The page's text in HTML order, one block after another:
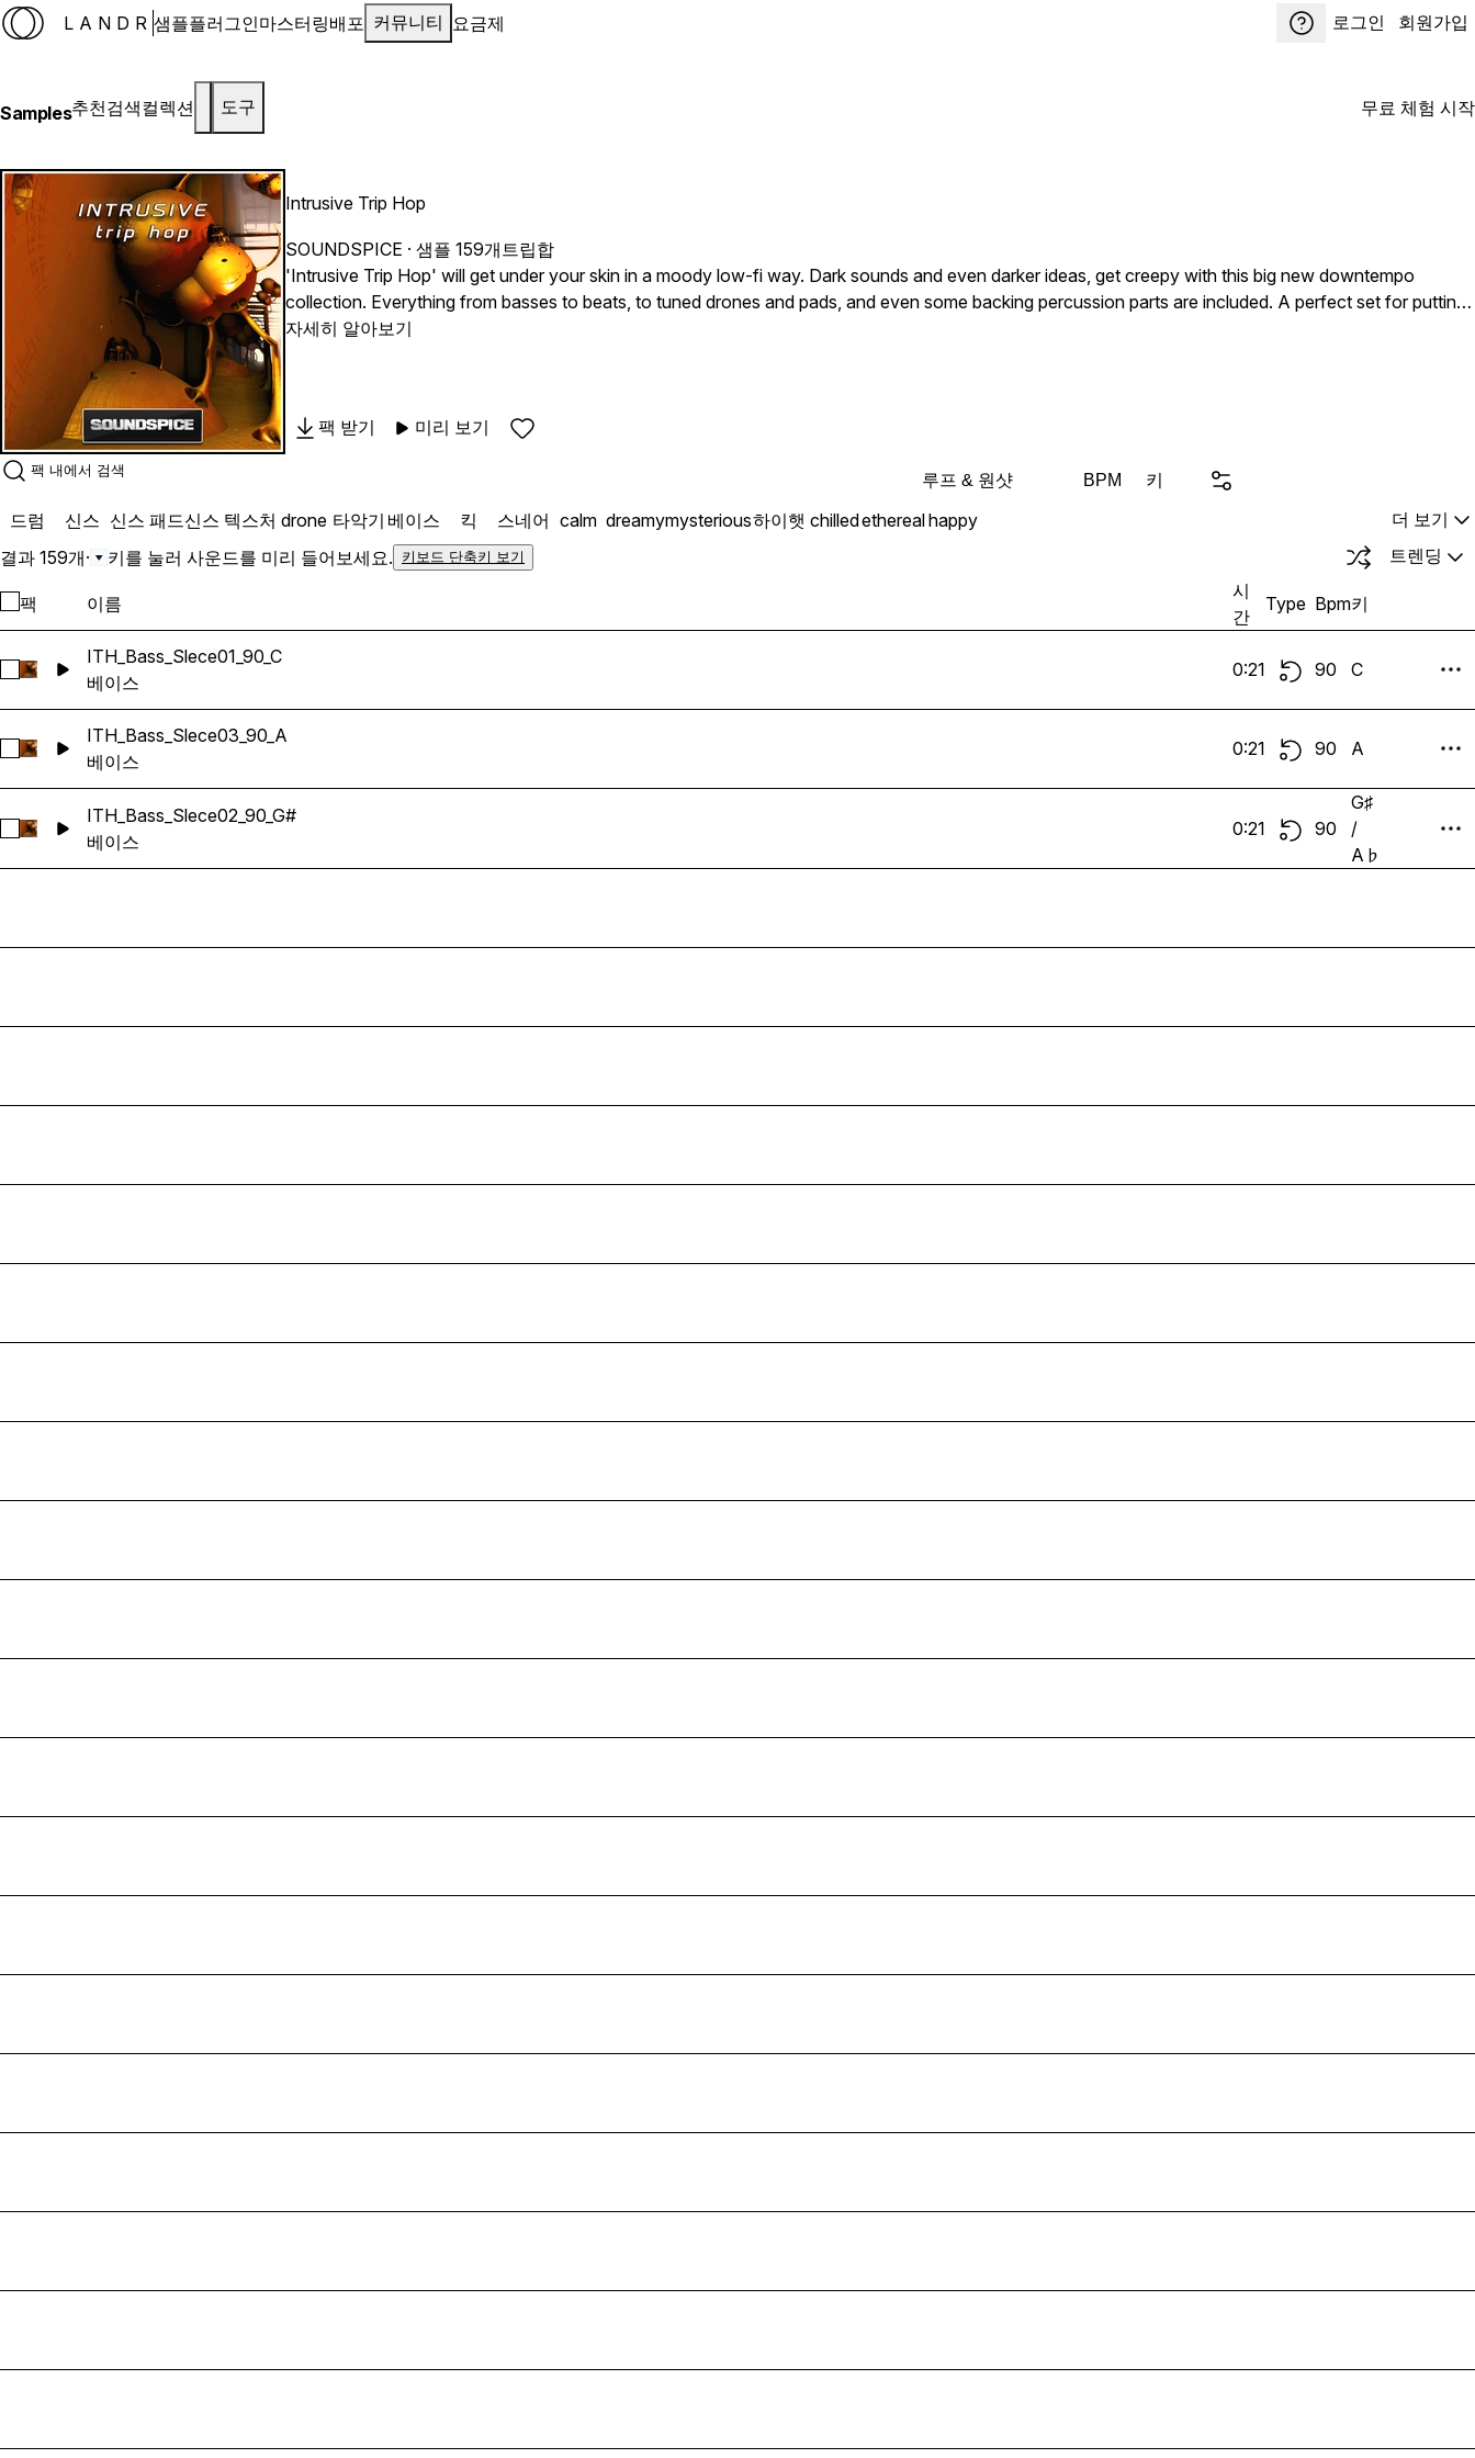
LANDR 샘플플러그인마스터링배포 커뮤니티 요금제 로그인 회원가입
Samples추천검색컬렉션 도구 무료 체험 시작
Intrusive Trip Hop
SOUNDSPICE · 샘플 159개트립합
'Intrusive Trip Hop' will get under your skin in a moody low-fi way. Dark sounds and even darker ideas, get creepy with this big new downtempo
collection. Everything from basses to beats, to tuned drones and pads, and even some backing percussion parts are included. A perfect set for putting
your own leads over. All of the loops heard in the demo are included, and you also get lots of alternate versions in different keys from those sessions.
자세히 알아보기
팩 받기 미리 보기
루프 & 원샷 BPM 키
드럼 신스 신스 패드신스 텍스처 drone 타악기 베이스 킥 스네어 calm dreamymysterious하이햇 chilledetherealhappy 더 보기
결과 159개· 키를 눌러 사운드를 미리 들어보세요. 키보드 단축키 보기 트렌딩
팩 이름
시
간
Type Bpm키
ITH_Bass_Slece01_90_C 선택
ITH_Bass_Slece01_90_C
베이스
0:21 90 C
ITH_Bass_Slece03_90_A 선택
ITH_Bass_Slece03_90_A
베이스
0:21 90 A
ITH_Bass_Slece02_90_G# 선택
ITH_Bass_Slece02_90_G#
베이스
0:21 90
G♯
/
A♭